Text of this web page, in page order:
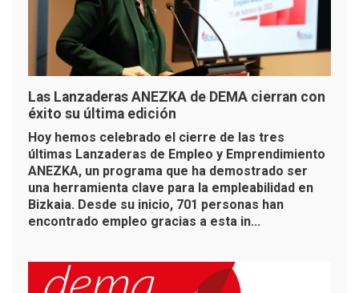
Las Lanzaderas ANEZKA de DEMA cierran con
éxito su última edición
Hoy hemos celebrado el cierre de las tres
últimas Lanzaderas de Empleo y Emprendimiento
ANEZKA, un programa que ha demostrado ser
una herramienta clave para la empleabilidad en
Bizkaia. Desde su inicio, 701 personas han
encontrado empleo gracias a esta in...